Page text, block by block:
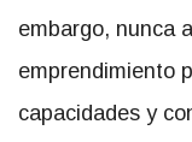
embargo, nunca
emprendimiento
capacidades y